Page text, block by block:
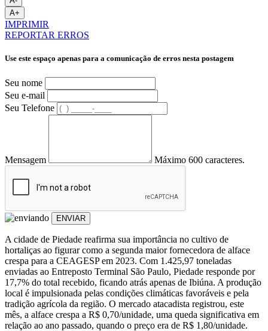
A+
IMPRIMIR
REPORTAR ERROS
Use este espaço apenas para a comunicação de erros nesta postagem
Seu nome
Seu e-mail
Seu Telefone
Mensagem Máximo 600 caracteres.
ENVIAR
A cidade de Piedade reafirma sua importância no cultivo de
hortaliças ao figurar como a segunda maior fornecedora de alface
crespa para a CEAGESP em 2023. Com 1.425,97 toneladas
enviadas ao Entreposto Terminal São Paulo, Piedade responde por
17,7% do total recebido, ficando atrás apenas de Ibiúna. A produção
local é impulsionada pelas condições climáticas favoráveis e pela
tradição agrícola da região. O mercado atacadista registrou, este
mês, a alface crespa a R$ 0,70/unidade, uma queda significativa em
relação ao ano passado, quando o preço era de R$ 1,80/unidade.